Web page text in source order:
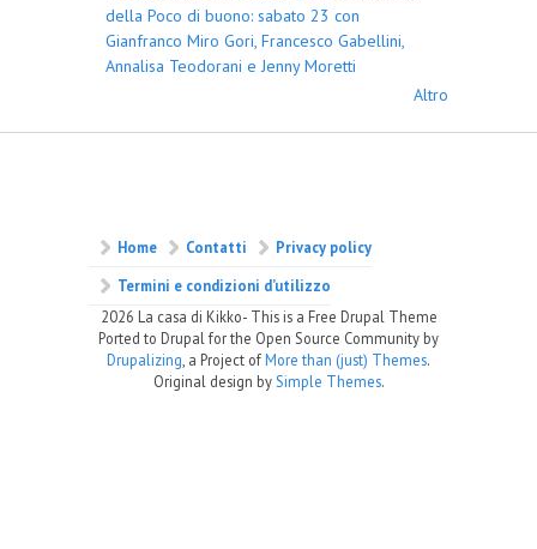
della Poco di buono: sabato 23 con
Gianfranco Miro Gori, Francesco Gabellini,
Annalisa Teodorani e Jenny Moretti
Altro
Home Contatti
Privacy policy
Termini e condizioni d’utilizzo
2026 La casa di Kikko- This is a Free Drupal Theme
Ported to Drupal for the Open Source Community by
Drupalizing, a Project ofMore than (just) Themes.
Original design bySimple Themes.